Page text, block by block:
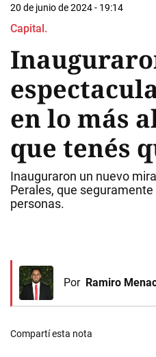
20 de junio de 2024 - 19:14
Capital.
en lo más
que tenés
Inauguraron un nuevo
Perales, que
personas.
Por Ramiro
Compartí esta nota